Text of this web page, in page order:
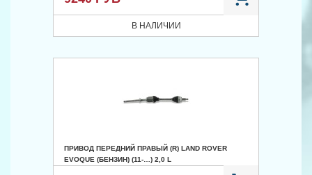
В НАЛИЧИИ
ПРИВОД ПЕРЕДНИЙ ПРАВЫЙ (R) LAND ROVER
EVOQUE (БЕНЗИН) (11-…) 2,0 L